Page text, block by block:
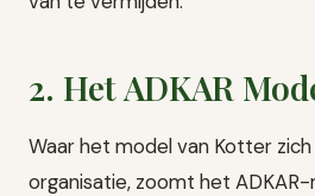
2. Het ADKAR
Waar het model van Kotter
organisatie, zoomt het ADKAR-